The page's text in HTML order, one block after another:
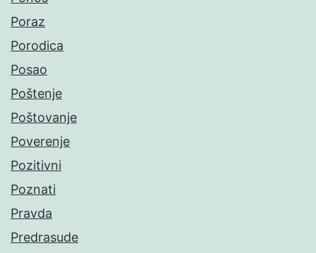
Poraz
Porodica
Posao
Poštenje
Poštovanje
Poverenje
Pozitivni
Poznati
Pravda
Predrasude